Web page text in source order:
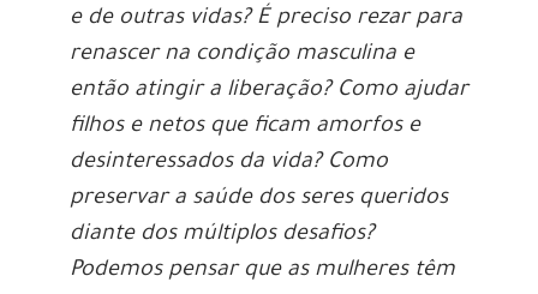
e de outras vidas? É preciso rezar para
renascer na condição masculina e
então atingir a liberação? Como ajudar
filhos e netos que ficam amorfos e
desinteressados da vida? Como
preservar a saúde dos seres queridos
diante dos múltiplos desafios?
Podemos pensar que as mulheres têm